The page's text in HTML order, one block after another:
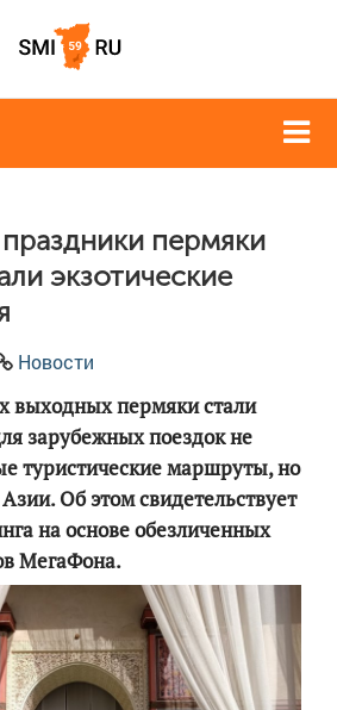
пермяки
экзотические
Новости
выходных пермяки стали
зарубежных поездок не
туристические маршруты, но
Об этом свидетельствует
на основе обезличенных
МегаФона.